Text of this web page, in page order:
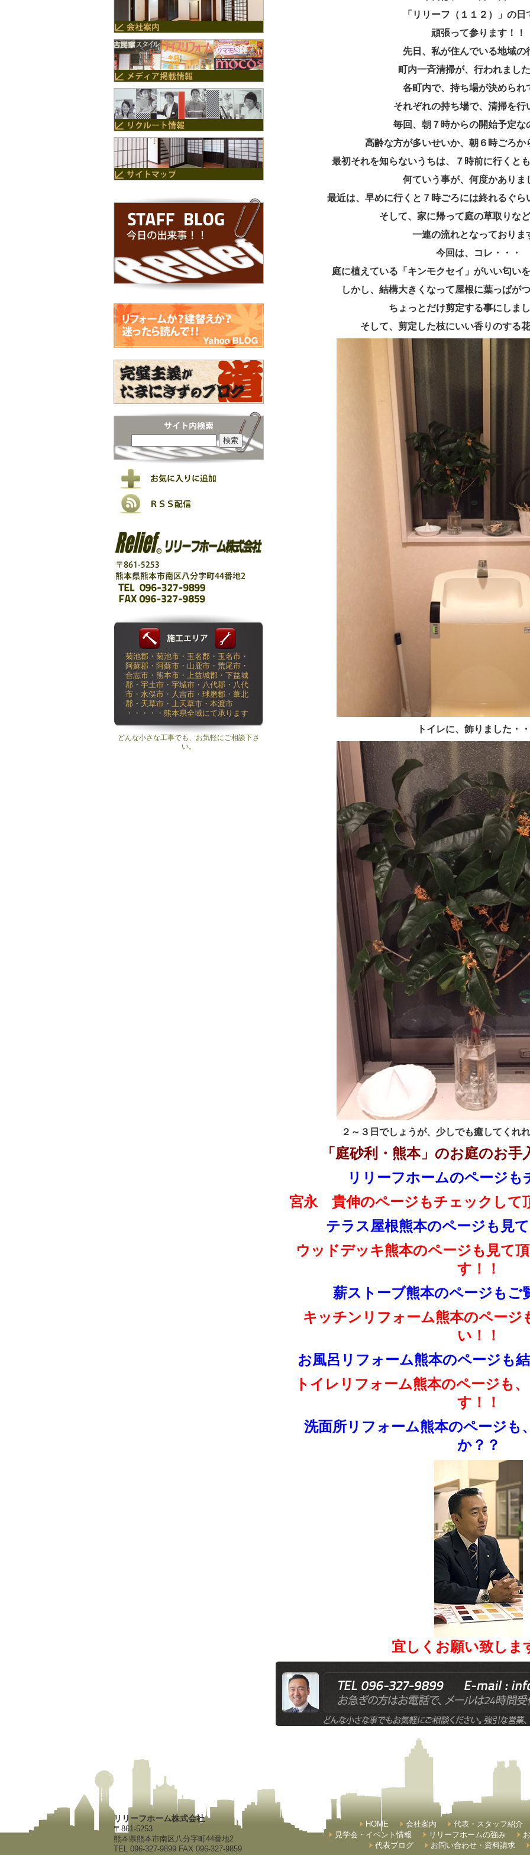
「リリーフ（１１２）」の日
頑張って参ります！！
先日、私が住んでいる地域の
町内一斉清掃が、行われまし
各町内で、持ち場が決められ
それぞれの持ち場で、清掃を行
毎回、朝７時からの開始予定な
高齢な方が多いせいか、朝６時ごろか
最初それを知らないうちは、７時前に行くと
何ていう事が、何度かありま
最近は、早めに行くと７時ごろには終れるぐら
そして、家に帰って庭の草取りな
一連の流れとなっておりま
今回は、コレ・・・
庭に植えている「キンモクセイ」がいい匂い
しかし、結構大きくなって屋根に葉っぱが
ちょっとだけ剪定する事にしま
そして、剪定した枝にいい香りのする
トイレに、飾りました・
２～３日でしょうが、少しでも癒してくれ
「庭砂利・熊本」のお庭のお手
リリーフホームのページも
宮永 貴伸のページもチェックして
テラス屋根熊本のページも見
ウッドデッキ熊本のページも見て
す！！
薪ストーブ熊本のページもご
キッチンリフォーム熊本のページ
い！！
お風呂リフォーム熊本のページも
トイレリフォーム熊本のページも
す！！
洗面所リフォーム熊本のページも
か？？
宜しくお願い致しま
菊池郡・菊池市・玉名郡・玉名市・
阿蘇郡・阿蘇市・山鹿市・荒尾市・
合志市・熊本市・上益城郡・下益城
郡・宇土市・宇城市・八代郡・八代
市・水俣市・人吉市・球磨郡・葦北
郡・天草市・上天草市・本渡市
・・・・・熊本県全域にて承ります
どんな小さな工事でも、お気軽にご相談下さ
い。
リリーフホーム株式会社
〒861-5253
熊本県熊本市南区八分字町44番地2
TEL 096-327-9899 FAX 096-327-9859
HOME 会社案内
代表・スタッフ紹介
見学会・イベント情報
リリーフホームの強み
代表ブログ
お問い合わせ・資料請求